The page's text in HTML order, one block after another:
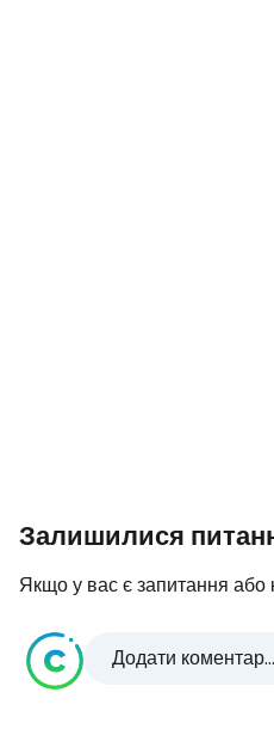
Залишилися
Якщо у вас є запитання або
Додати коментар...